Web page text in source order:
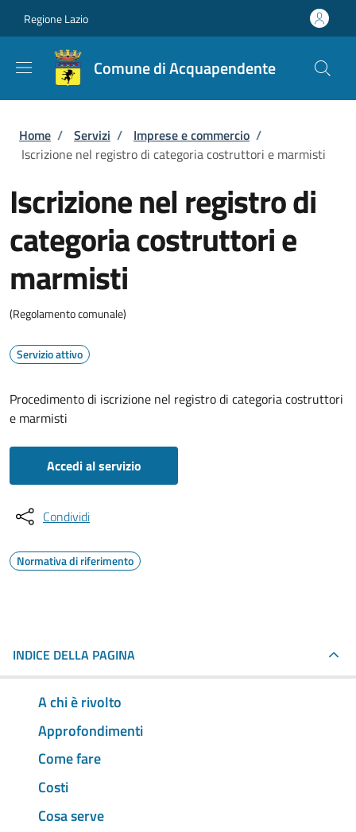
Regione Lazio
Comune di Acquapendente
Briciole di pane
Home / Servizi / Imprese e commercio /
Iscrizione nel registro di categoria costruttori e marmisti
Iscrizione nel registro di
categoria costruttori e
marmisti
(Regolamento comunale)
Servizio attivo
Procedimento di iscrizione nel registro di categoria costruttori
e marmisti
Accedi al servizio
Condividi
Normativa di riferimento
INDICE DELLA PAGINA
A chi è rivolto
Approfondimenti
Come fare
Costi
Cosa serve